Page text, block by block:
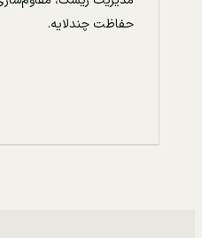
حفاظت چندلایه.